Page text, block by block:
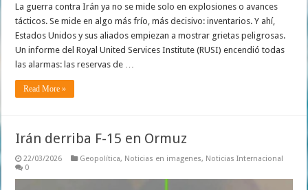
La guerra contra Irán ya no se mide solo en explosiones o avances
tácticos. Se mide en algo más frío, más decisivo: inventarios. Y ahí,
Estados Unidos y sus aliados empiezan a mostrar grietas peligrosas.
Un informe del Royal United Services Institute (RUSI) encendió todas
las alarmas: las reservas de …
Read More »
Irán derriba F-15 en Ormuz
22/03/2026 Geopolítica, Noticias en imagenes, Noticias Internacional
0